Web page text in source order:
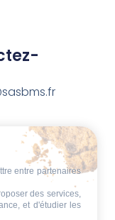
entre partenaires
des services,
et d'étudier les